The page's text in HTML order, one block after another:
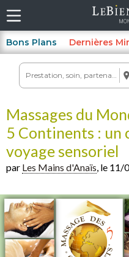
Bons Plans Dernières
Massages du
5 Continents : un
voyage sensoriel
par Les Mains d'Anaïs, le 11/